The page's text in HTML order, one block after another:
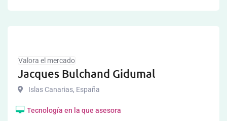
Valora el mercado
Jacques Bulchand Gidumal
Islas Canarias, España
Tecnología en la que asesora